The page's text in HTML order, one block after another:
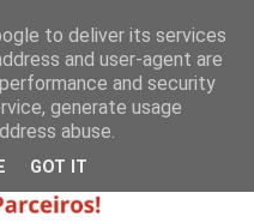
to deliver its services
and user-agent are
and security
generate usage
abuse.
GOT IT